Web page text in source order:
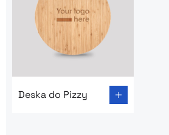
Deska do Pizzy